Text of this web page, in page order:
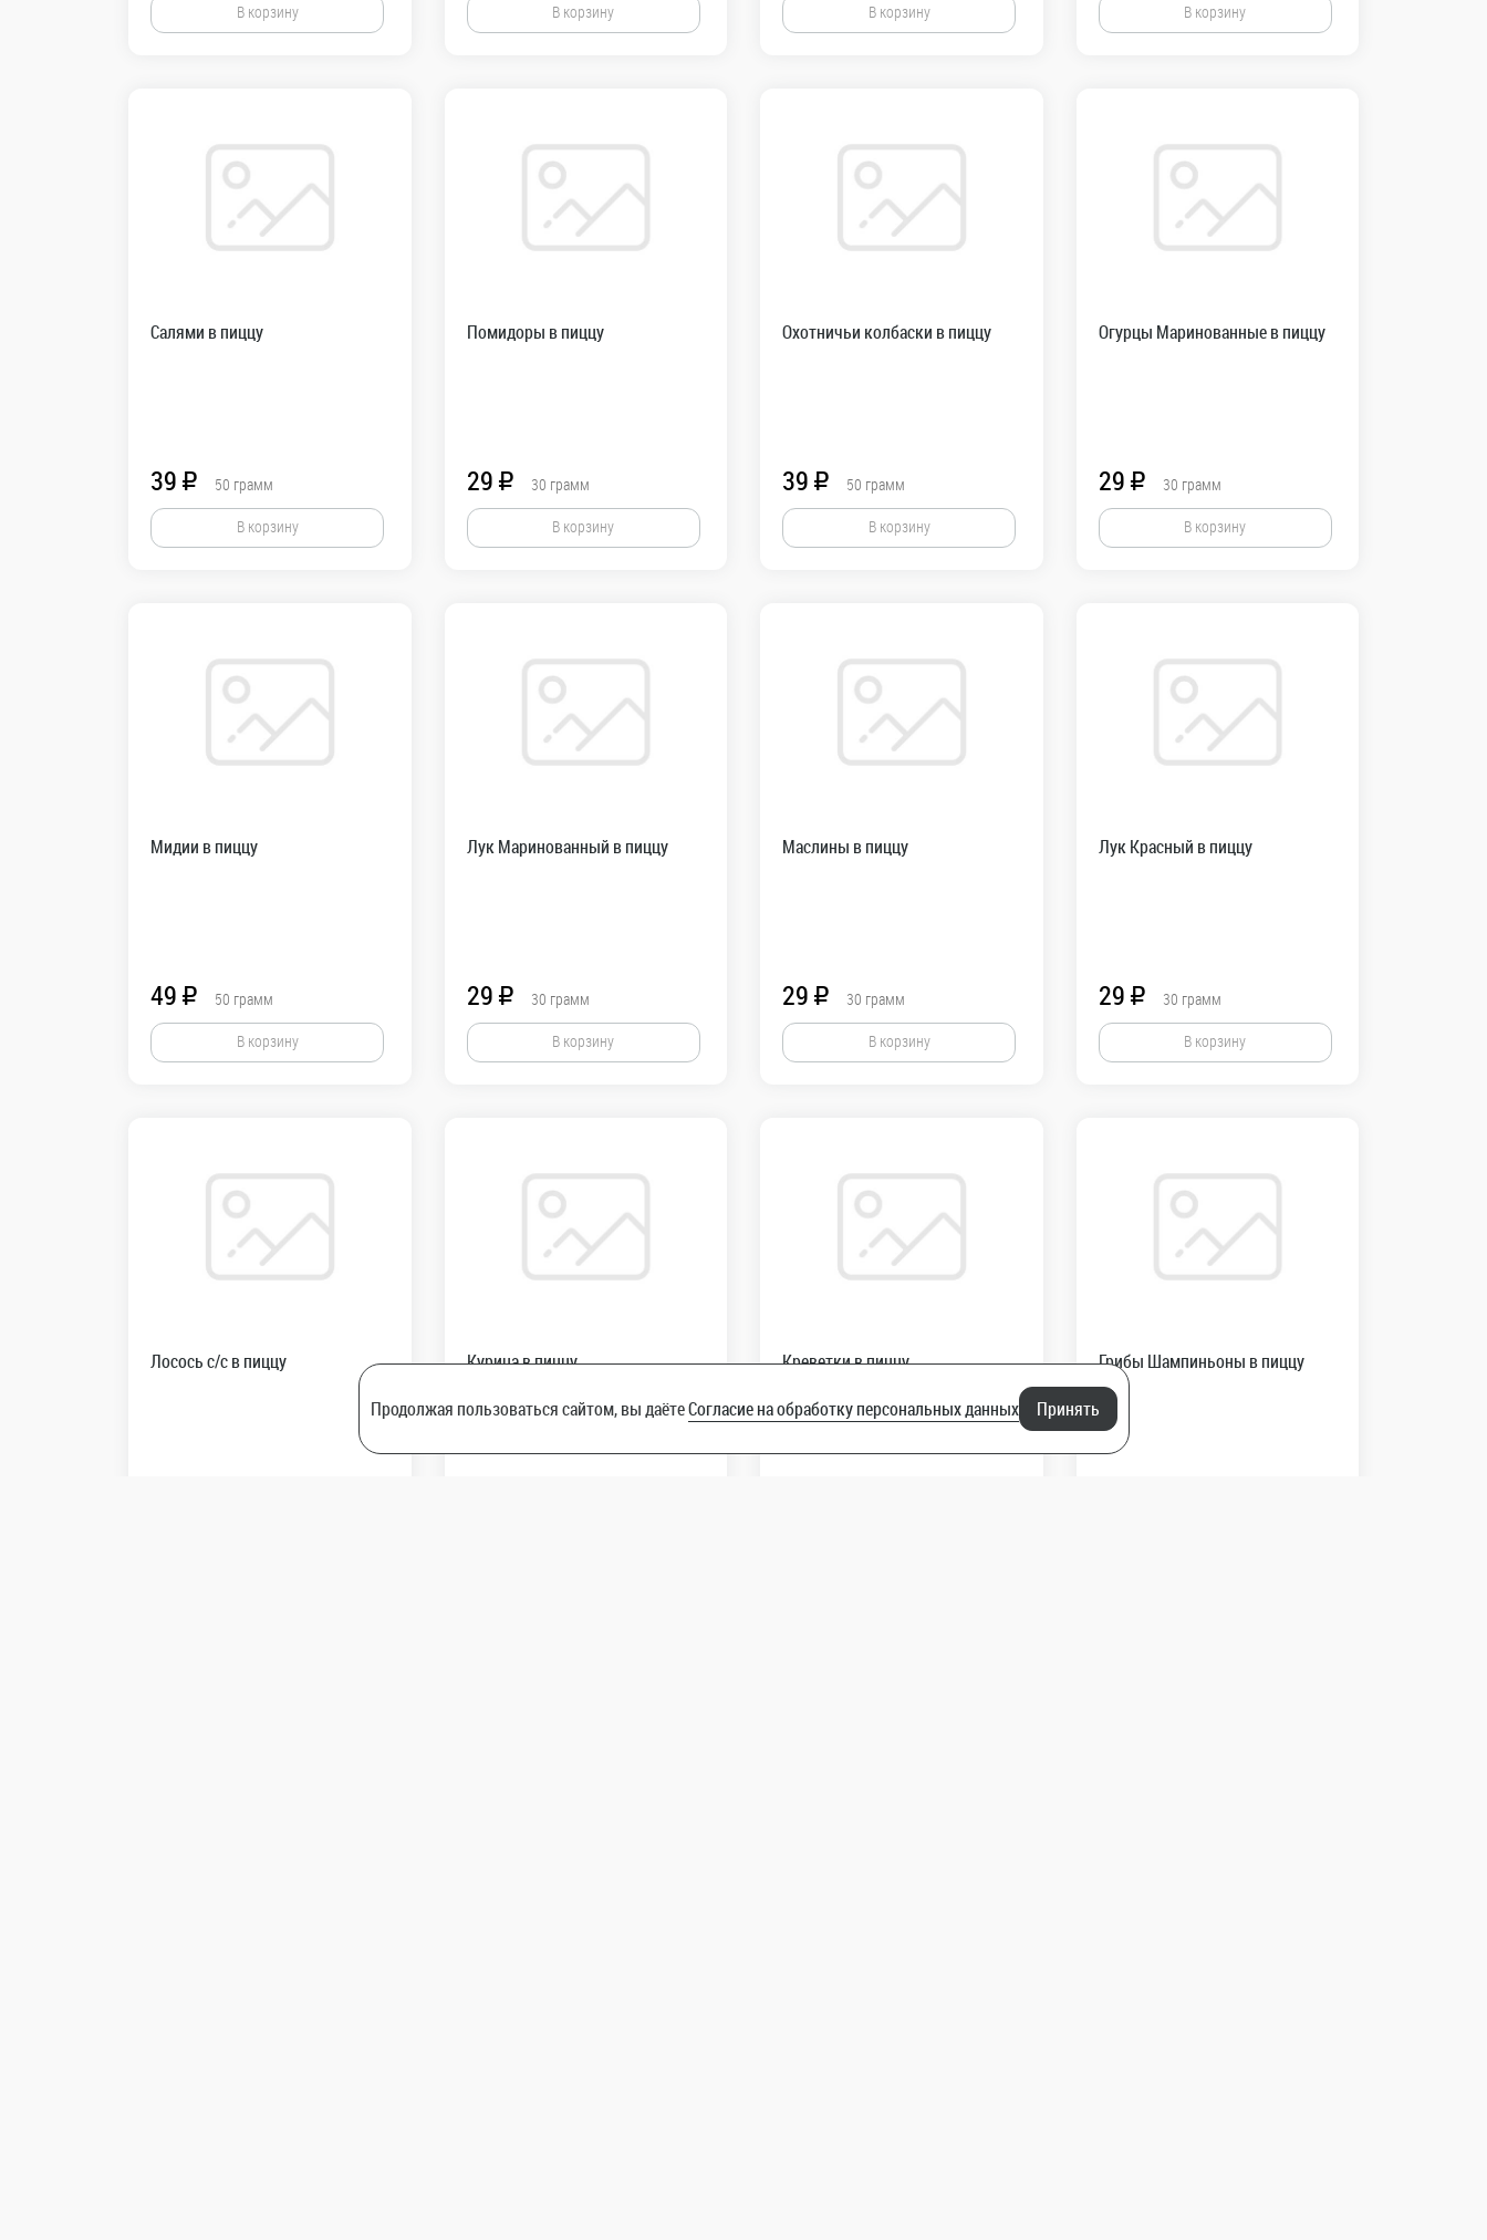
В корзину
В корзину
В корзину
В корзину
Салями в пиццу
39 R 50 грамм
В корзину
Помидоры в пиццу
29 R 30 грамм
В корзину
Охотничьи колбаски в пиццу
39 R 50 грамм
В корзину
Огурцы Маринованные в пиццу
29 R 30 грамм
В корзину
Мидии в пиццу
49 R 50 грамм
В корзину
Лук Маринованный в пиццу
29 R 30 грамм
В корзину
Маслины в пиццу
29 R 30 грамм
В корзину
Лук Красный в пиццу
29 R 30 грамм
В корзину
Лосось с/с в пиццу Курица в пиццу Креветки в пиццу Грибы Шампиньоны в пиццу
Продолжая пользоваться сайтом, вы даётеСогласие на обработку персональных данных Принять